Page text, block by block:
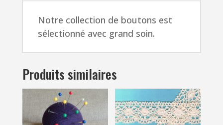
Notre collection de boutons est
sélectionné avec grand soin.
Produits similaires